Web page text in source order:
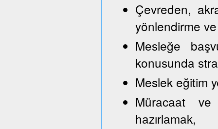
Çevreden,
yönlendirme
Mesleğe
konusunda
Meslek eğitim
Müracaat ve
hazırlamak,